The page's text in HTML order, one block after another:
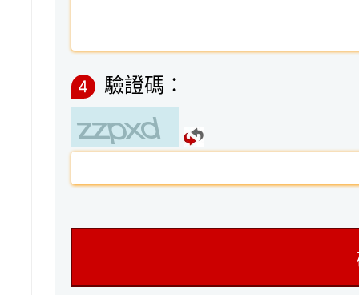
4 驗證碼：